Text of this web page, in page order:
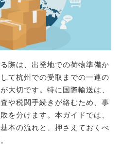
際は、出発地での荷物準備か
て杭州での受取までの一連の
大切です。特に国際輸送は、
や税関手続きが絡むため、事
を分けます。本ガイドでは、
本の流れと、押さえておくべ